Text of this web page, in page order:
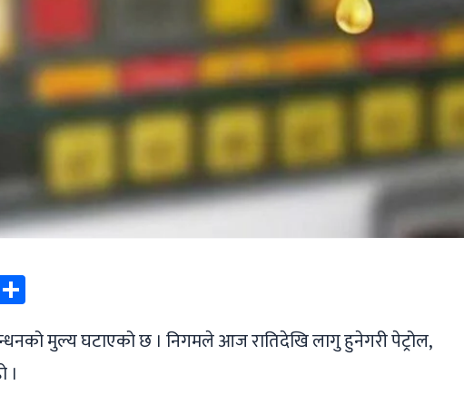
मुल्य घटाएको छ । निगमले आज रातिदेखि लागु हुनेगरी पेट्रोल,
।